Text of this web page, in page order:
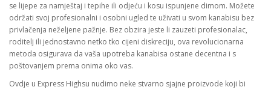
se lijepe za namještaj i tepihe ili odjeću i kosu ispunjene dimom. Možete
održati svoj profesionalni i osobni ugled te uživati u svom kanabisu bez
privlačenja neželjene pažnje. Bez obzira jeste li zauzeti profesionalac,
roditelj ili jednostavno netko tko cijeni diskreciju, ova revolucionarna
metoda osigurava da vaša upotreba kanabisa ostane decentna i s
poštovanjem prema onima oko vas.
Ovdje u Express Highsu nudimo neke stvarno sjajne proizvode koji bi